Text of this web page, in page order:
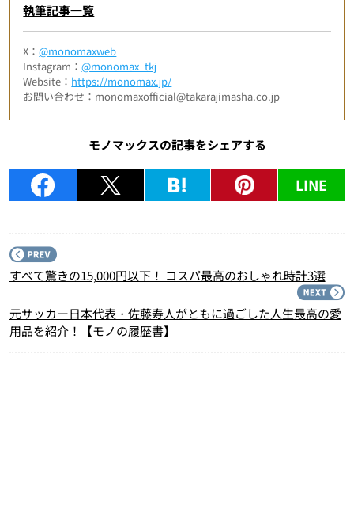
執筆記事一覧
X：@monomaxweb
Instagram：@monomax_tkj
Website： https://monomax.jp/
お問い合わせ：monomaxofficial@takarajimasha.co.jp
モノマックスの記事をシェアする
LINE
すべて驚きの15,000円以下！ コスパ最高のおしゃれ時計3選
元サッカー日本代表・佐藤寿人がともに過ごした人生最高の愛
用品を紹介！【モノの履歴書】